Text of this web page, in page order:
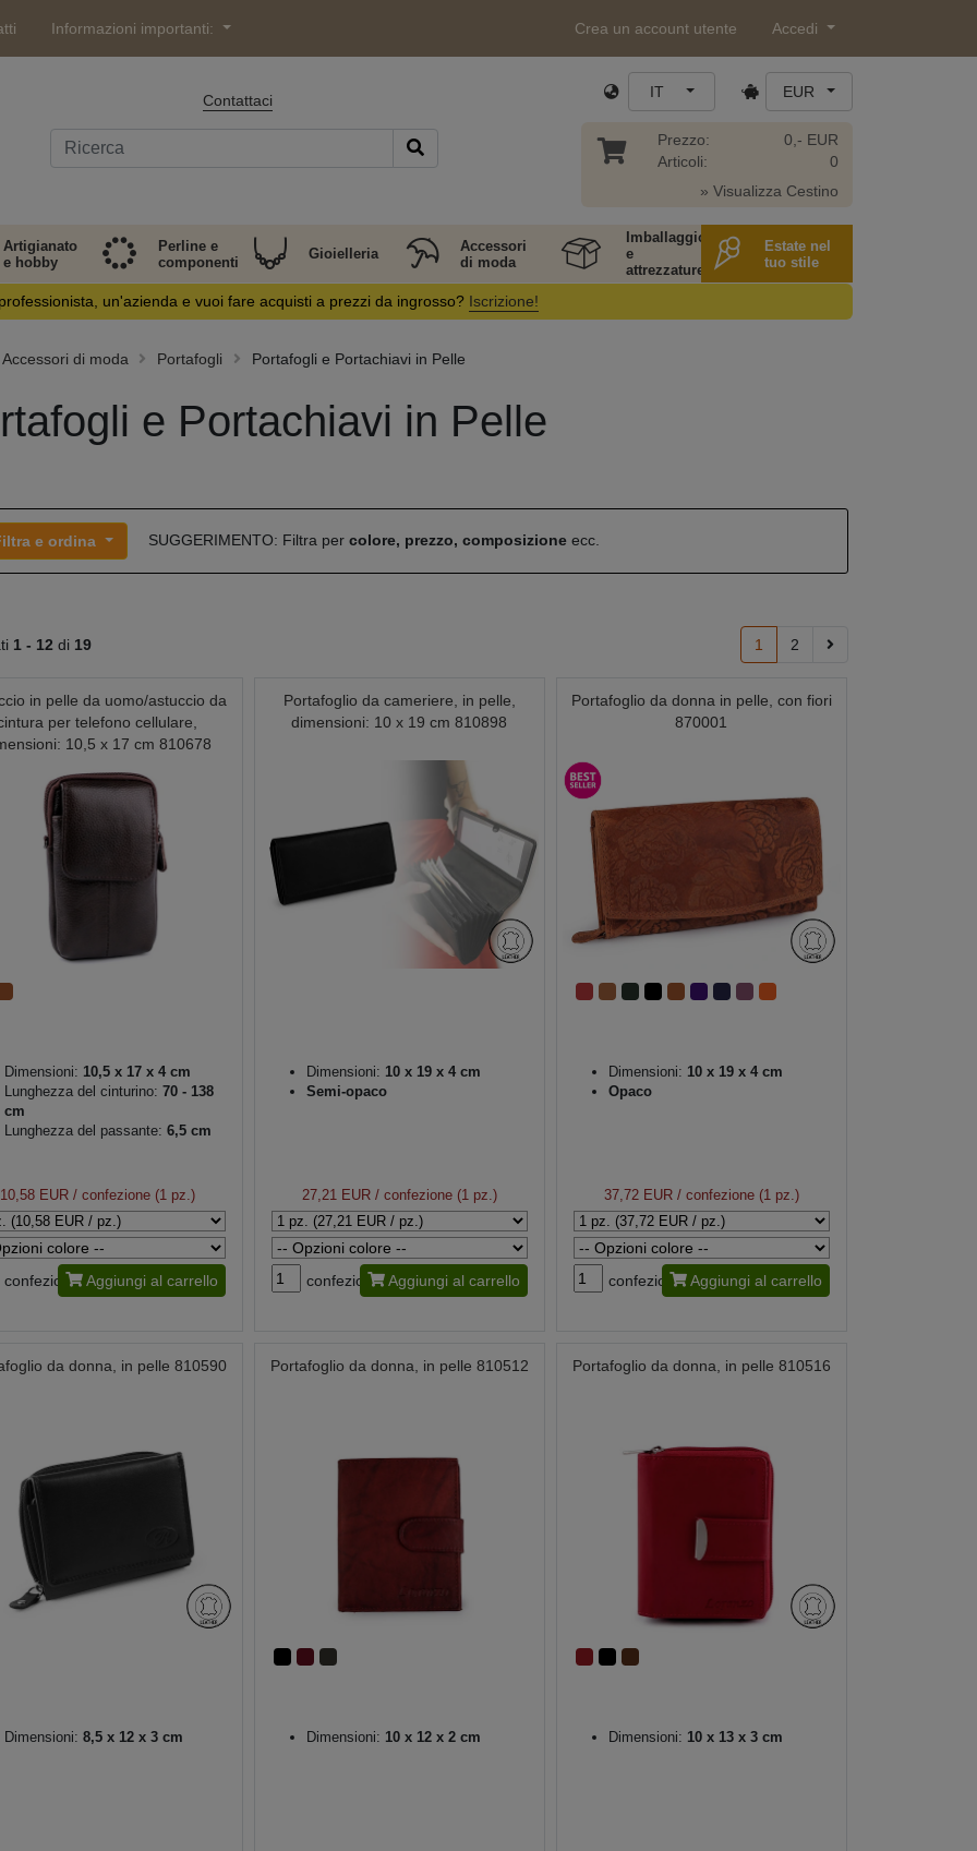
Informazioni importanti: Crea un account utente Accedi
Contattaci IT EUR
Prezzo:
Articoli:
0,- EUR
0
» Visualizza Cestino
Artigianato
e hobby
Perline e
componenti
Gioielleria
Accessori
di moda
Imballaggio
e
attrezzature
Estate nel
tuo stile
un'azienda e vuoi fare acquisti a prezzi da ingrosso? Iscrizione!
Accessori di moda Portafogli Portafogli e Portachiavi in Pelle
e Portachiavi in Pelle
e ordina SUGGERIMENTO: Filtra per colore, prezzo, composizioneecc.
1 - 12 di 19 1 2
in pelle da uomo/astuccio da
per telefono cellulare,
10,5 x 17 cm 810678
Dimensioni: 10,5 x 17 x 4 cm
Lunghezza del cinturino: 70 - 138
cm
Lunghezza del passante: 6,5 cm
10,58 EUR/ confezione (1 pz.)
confezione Aggiungi al carrello
Portafoglio da cameriere, in pelle,
dimensioni: 10 x 19 cm 810898
Dimensioni: 10 x 19 x 4 cm
Semi-opaco
27,21 EUR/ confezione (1 pz.)
confezione Aggiungi al carrello
Portafoglio da donna in pelle, con fiori
870001
Dimensioni: 10 x 19 x 4 cm
Opaco
37,72 EUR/ confezione (1 pz.)
confezione Aggiungi al carrello
da donna, in pelle 810590
Dimensioni: 8,5 x 12 x 3 cm
Portafoglio da donna, in pelle 810512
Dimensioni: 10 x 12 x 2 cm
Portafoglio da donna, in pelle 810516
Dimensioni: 10 x 13 x 3 cm